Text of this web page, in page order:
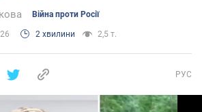
Війна проти Росії
2 хвилини 2,5 т.
РУС